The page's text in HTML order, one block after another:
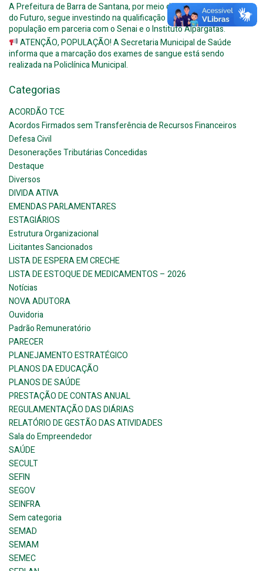
A Prefeitura de Barra de Santana, por meio do programa Caminhos
do Futuro, segue investindo na qualificação profissional da
população em parceria com o Senai e o Instituto Alpargatas.
ATENÇÃO, POPULAÇÃO! A Secretaria Municipal de Saúde
informa que a marcação dos exames de sangue está sendo
realizada na Policlínica Municipal.
Categorias
ACORDÃO TCE
Acordos Firmados sem Transferência de Recursos Financeiros
Defesa Civil
Desonerações Tributárias Concedidas
Destaque
Diversos
DIVIDA ATIVA
EMENDAS PARLAMENTARES
ESTAGIÁRIOS
Estrutura Organizacional
Licitantes Sancionados
LISTA DE ESPERA EM CRECHE
LISTA DE ESTOQUE DE MEDICAMENTOS – 2026
Notícias
NOVA ADUTORA
Ouvidoria
Padrão Remuneratório
PARECER
PLANEJAMENTO ESTRATÉGICO
PLANOS DA EDUCAÇÃO
PLANOS DE SAÚDE
PRESTAÇÃO DE CONTAS ANUAL
REGULAMENTAÇÃO DAS DIÁRIAS
RELATÓRIO DE GESTÃO DAS ATIVIDADES
Sala do Empreendedor
SAÚDE
SECULT
SEFIN
SEGOV
SEINFRA
Sem categoria
SEMAD
SEMAM
SEMEC